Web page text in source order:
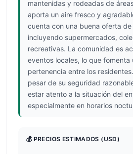
mantenidas y rodeadas de
aporta un aire fresco y
cuenta con una buena oferta de
incluyendo supermercados,
recreativas. La comunidad es
eventos locales, lo que fomenta
pertenencia entre los
pesar de su seguridad
estar atento a la situación del
especialmente en horarios
💰 PRECIOS ESTIMADOS (USD)